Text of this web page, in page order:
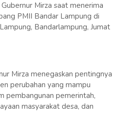
Mirza saat menerima
PMII Bandar Lampung di
Bandarlampung, Jumat
Mirza menegaskan pentingnya
perubahan yang mampu
pembangunan pemerintah,
masyarakat desa, dan